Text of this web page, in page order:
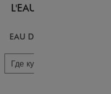
L'EAU KENZO
EAU DE TOILETTE
Где купить купить